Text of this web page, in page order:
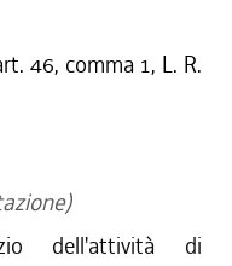
46, comma 1, L. R.
dell'attività di